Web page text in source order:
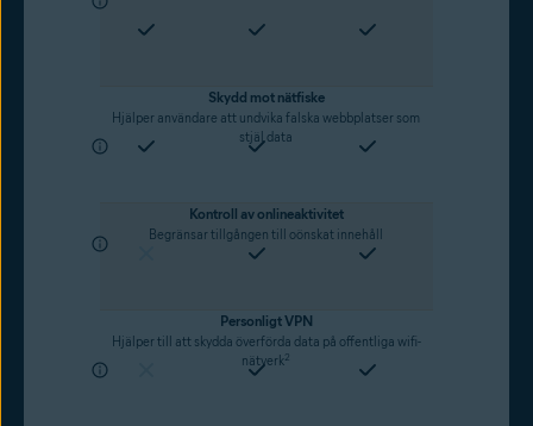
Skydd mot nätfiske
Hjälper användare att undvika falska webbplatser som
stjäl data
Kontroll av onlineaktivitet
Begränsar tillgången till oönskat innehåll
Personligt VPN
Hjälper till att skydda överförda data på offentliga wifi-
nätverk2